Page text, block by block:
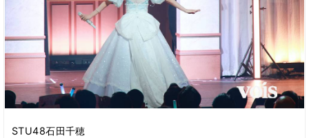
STU48石田千穂